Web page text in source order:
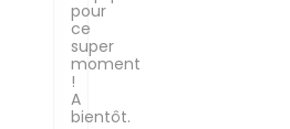
pour
ce
super
moment
!
A
bientôt.